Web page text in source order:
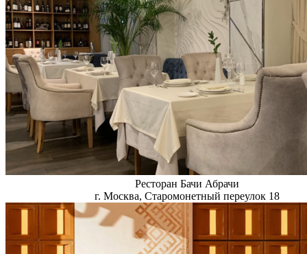
Ресторан Бачи Абрачи
г. Москва, Старомонетный переулок 18